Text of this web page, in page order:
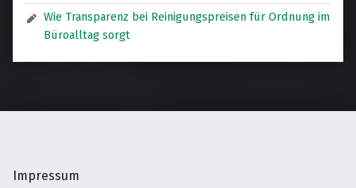
Wie Transparenz bei Reinigungspreisen für Ordnung im
Büroalltag sorgt
Impressum